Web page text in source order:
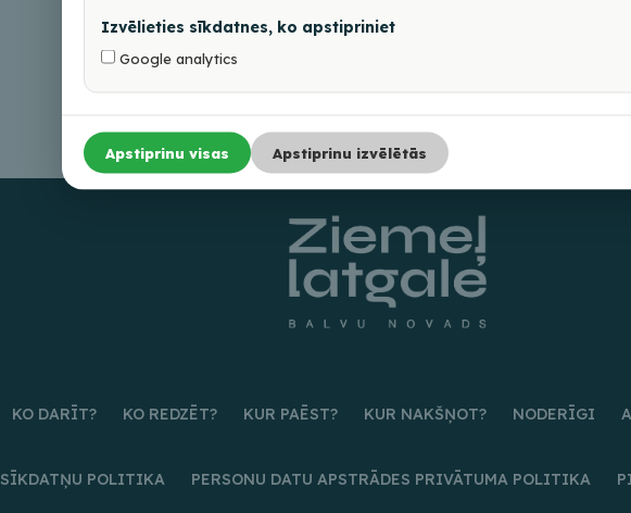
KO DARĪT? KO REDZĒT? KUR PAĒST? KUR NAKŠŅOT? NODERĪGI
SĪKDATŅU POLITIKA PERSONU DATU APSTRĀDES PRIVĀTUMA POLITIKA
Izvēlieties sīkdatnes, ko apstipriniet
Google analytics
Apstiprinu visas Apstiprinu izvēlētās